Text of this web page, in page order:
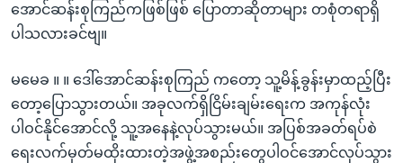
အောင်ဆန်းစုကြည်ကဖြစ်ဖြစ် ပြောတာဆိုတာများ တစုံတရာရှိ
ပါသလားခင်ဗျ။
မမေခ ။ ။ ဒေါ်အောင်ဆန်းစုကြည် ကတော့ သူ့မိန့်ခွန်းမှာထည့်ပြီး
တော့ပြောသွားတယ်။ အခုလက်ရှိငြိမ်းချမ်းရေးက အကုန်လုံး
ပါဝင်နိုင်အောင်လို့ သူ့အနေနဲ့လုပ်သွားမယ်။ အပြစ်အခတ်ရပ်စဲ
ရေးလက်မှတ်မထိုးထားတဲ့အဖွဲ့အစည်းတွေပါဝင်အောင်လုပ်သွား